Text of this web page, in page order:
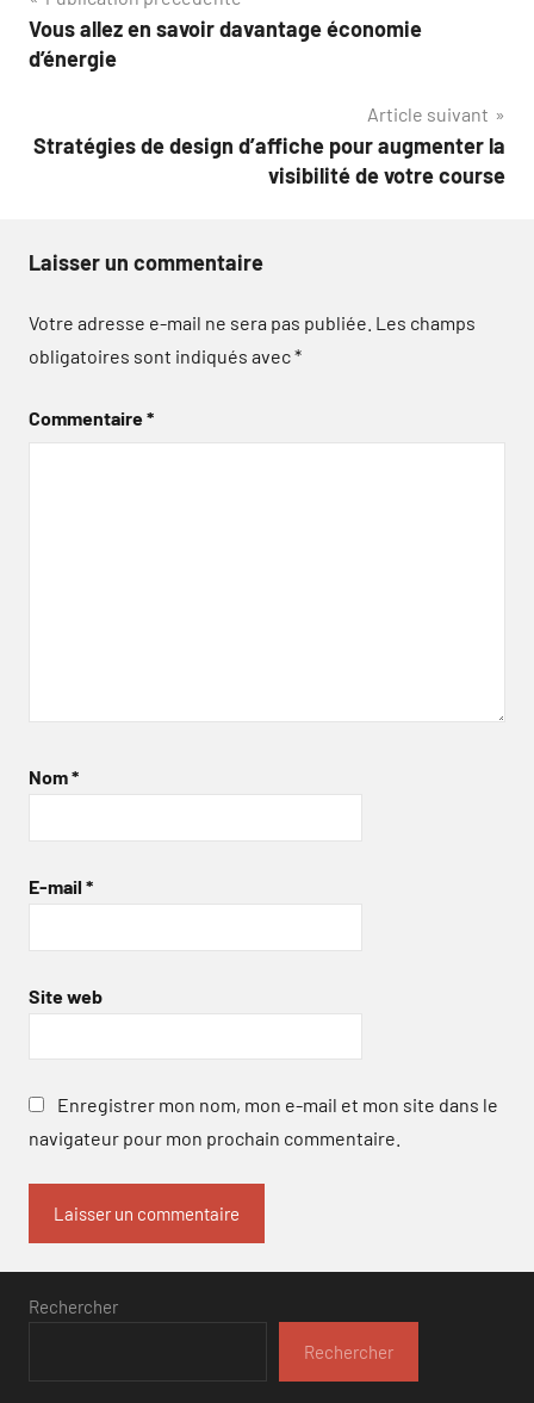
de
Vous allez en savoir davantage économie
d’énergie
Article suivant
Stratégies de design d’affiche pour augmenter la
visibilité de votre course
Laisser un commentaire
Votre adresse e-mail ne sera pas publiée. Les champs
obligatoires sont indiqués avec*
Commentaire*
Nom*
E-mail *
Site web
Enregistrer mon nom, mon e-mail et mon site dans le
navigateur pour mon prochain commentaire.
Rechercher
Rechercher